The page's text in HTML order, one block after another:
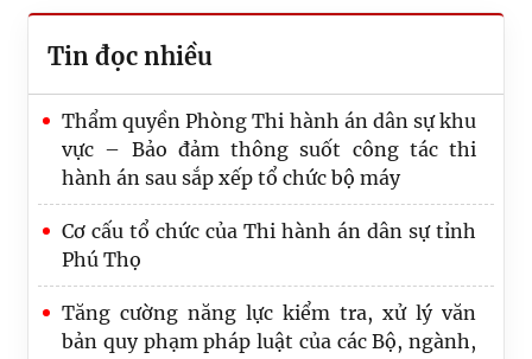
Tin đọc nhiều
Thẩm quyền Phòng Thi hành án dân sự khu
vực – Bảo đảm thông suốt công tác thi
hành án sau sắp xếp tổ chức bộ máy
Cơ cấu tổ chức của Thi hành án dân sự tỉnh
Phú Thọ
Tăng cường năng lực kiểm tra, xử lý văn
bản quy phạm pháp luật của các Bộ, ngành,